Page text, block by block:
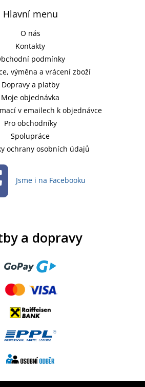
Hlavní menu
O nás
Kontakty
podmínky
výměna a vrácení zboží
Dopravy a platby
Moje objednávka
v emailech k objednávce
Pro obchodníky
Spolupráce
ochrany osobních údajů
Jsme i na Facebooku
a dopravy